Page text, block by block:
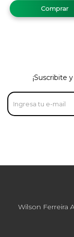
Wilson Ferreira
¡Suscribite